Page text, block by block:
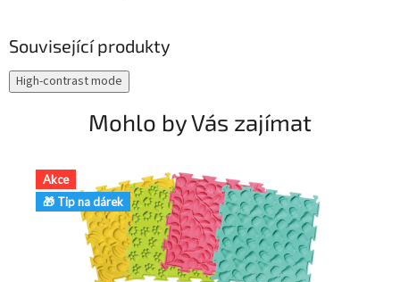
Související produkty
High-contrast mode
Mohlo by Vás zajímat
Akce
🎁 Tip na dárek